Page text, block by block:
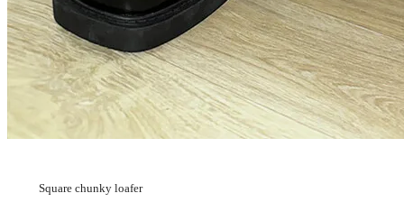
Square chunky loafer